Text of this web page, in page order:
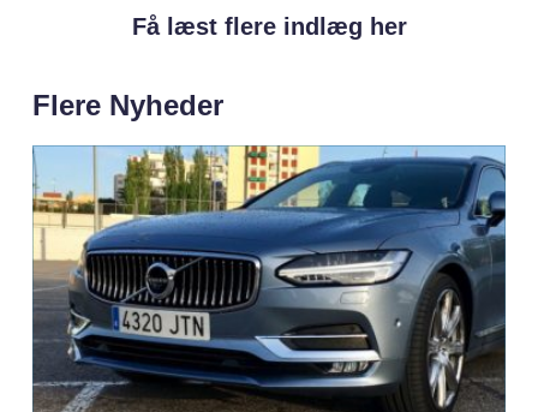
Få læst flere indlæg her
Flere Nyheder